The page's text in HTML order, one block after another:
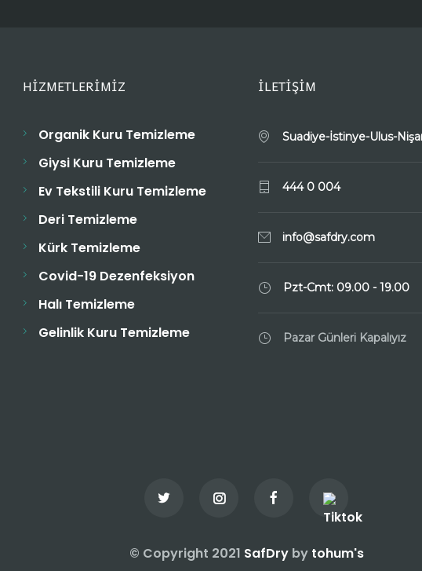
HİZMETLERİMİZ
Organik Kuru Temizleme
Giysi Kuru Temizleme
Ev Tekstili Kuru Temizleme
Deri Temizleme
Kürk Temizleme
Covid-19 Dezenfeksiyon
Halı Temizleme
Gelinlik Kuru Temizleme
İLETİŞİM
Suadiye-İstinye-Ulus-
444 0 004
info@safdry.com
Pzt-Cmt: 09.00 - 19.00
Pazar Günleri Kapalıyız
© Copyright 2021 SafDryby tohum's